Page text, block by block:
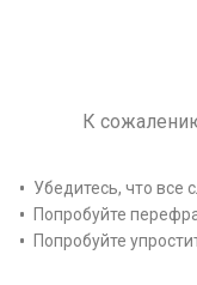
К
Убедитесь, что все
Попробуйте
Попробуйте